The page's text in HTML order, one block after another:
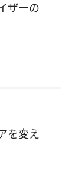
ザーの
を変え